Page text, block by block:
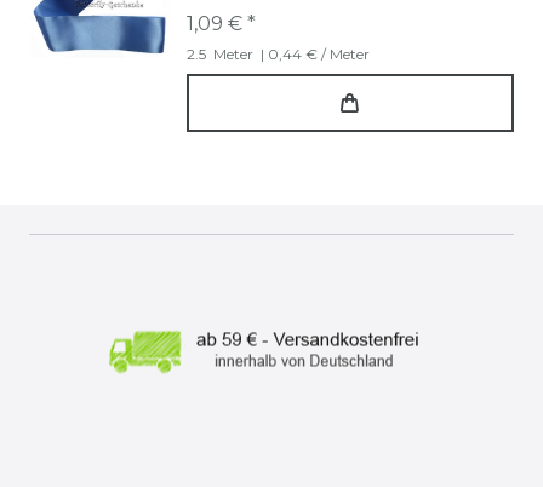
1,09 € *
2.5 Meter | 0,44 € / Meter